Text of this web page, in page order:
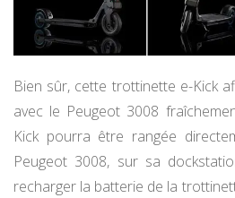
Bien sûr, cette trottinette e-Kick
avec le Peugeot 3008
Kick pourra être rangée
Peugeot 3008, sur sa
recharger la batterie de la